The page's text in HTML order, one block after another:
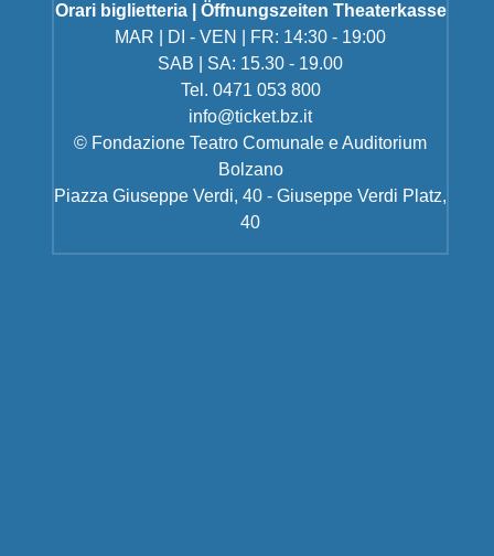
Orari biglietteria | Öffnungszeiten Theaterkasse
MAR | DI - VEN | FR: 14:30 - 19:00
SAB | SA: 15.30 - 19.00
Tel. 0471 053 800
info@ticket.bz.it
© Fondazione Teatro Comunale e Auditorium
Bolzano
Piazza Giuseppe Verdi, 40 - Giuseppe Verdi Platz,
40